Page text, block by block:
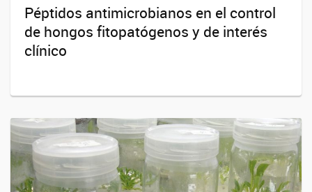
Péptidos antimicrobianos en el control
de hongos fitopatógenos y de interés
clínico